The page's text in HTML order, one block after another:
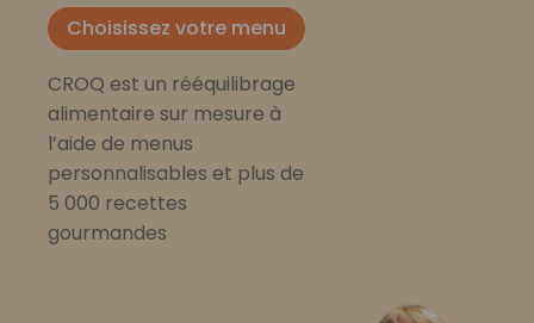
Choisissez votre menu
CROQ est un rééquilibrage
alimentaire sur mesure à
l’aide de menus
personnalisables et plus de
5 000 recettes
gourmandes